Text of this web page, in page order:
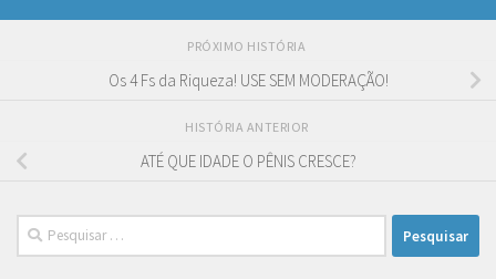
PRÓXIMO HISTÓRIA
Os 4 Fs da Riqueza! USE SEM MODERAÇÃO!
HISTÓRIA ANTERIOR
ATÉ QUE IDADE O PÊNIS CRESCE?
Pesquisar
por: